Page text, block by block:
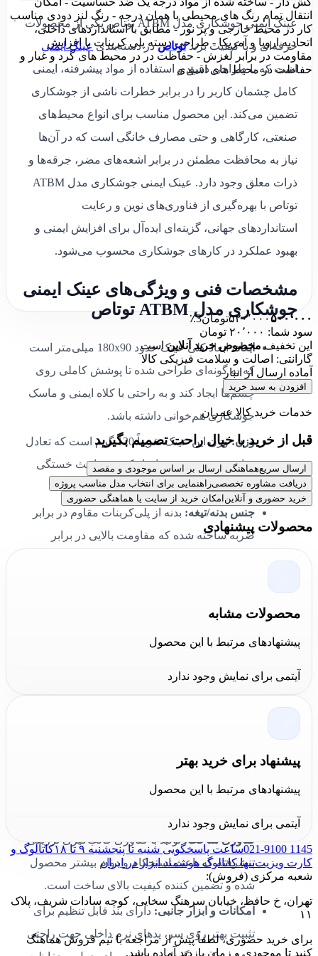
انتقال تمام رنگ های محیطی با همان درجه - رنگ لنز دودی مناسب
کار در محیط خارجی و پر نور - مطابق با استانداردهای داخلی،
اتحادیه اروپا و آمریکا - طراحی دسته پلی کربنات با افزایش
مقاومت در برابر لغزش - حفاظت در در محیط های گرد و غبار و
حفاظت در محیط های اسیدی
عینک ایمنی جوشکاری مدل ATBM توتاص یکی از محصولات
حرفه‌ای و با کیفیت برندتوتاصدر دسته‌بندی عینک ایمنی
است که با طراحی دقیق و استفاده از مواد پیشرفته، ایمنی
کامل چشمان کاربر را در برابر خطرات ناشی از جوشکاری
تضمین می‌کند. این محصول مناسب برای انواع محیط‌های
صنعتی، کارگاهی و حتی مصارف خانگی است که در آن‌ها
نیاز به محافظت مطمئن در برابر اشعه‌های مضر، جرقه‌ها و
ذرات معلق وجود دارد. عینک ایمنی جوشکاری مدل ATBM
توتاص با بهره‌گیری از فناوری‌های نوین و رعایت
استانداردهای جهانی، گزینه‌ای ایده‌آل برای افزایش ایمنی و
بهبود عملکرد در کارهای جوشکاری محسوب می‌شود.
مشخصات فنی و ویژگی‌های عینک ایمنی
جوشکاری مدل ATBM توتاص
ابعاد:
ابعاد کلی عینک حدود 180x90 میلی‌متر است
که به گونه‌ای طراحی شده تا پوشش کاملی روی
چشم‌ها ایجاد کند و به راحتی با کلاه ایمنی و ماسک
جوشکاری هم‌خوانی داشته باشد.
وزن:
وزن این عینک تقریباً 120 گرم است که تعادل
مناسبی روی صورت ایجاد کرده و باعث خستگی
کمتر در استفاده‌های طولانی مدت می‌شود.
جنس بدنه/تیغه: بدنه از پلی‌کربنات مقاوم در برابر
ضربه ساخته شده که مقاومت بالایی در برابر
چشم‌ها در برابر اشعه‌های مضر ناشی از جوشکاری
و حرارت بالا هستند.
فشار به نقاط حساس صورت را کاهش داده و
امکان استفاده راحت و بدون لغزش را فراهم
فناوری ساخت: تولید با فناوری قالب‌گیری تزریقی
پیشرفته که باعث استحکام و دوام بیشتر محصول
شده و تضمین کننده کیفیت بالای ساخت است.
امکانات و ابزار جانبی: دارای بند قابل تنظیم برای
تثبیت بهتر روی سر، پدهای نرم داخلی جهت راحتی
۵۲۰٬۰۰۰۵۰۰٬۰۰۰ تومان3٪
سود شما: ۲۰٬۰۰۰ تومان
این تخفیفمخصوص خرید آنلایناست
گارانتی: اصالت و سلامت فیزیکی کالا
آماده ارسال از انبار
افزودن به سبد خرید
خدمات خرید کالا عمران
قبل از خرید با خیال راحت تصمیم بگیرید
ارسال سریعهماهنگی ارسال بر اساس موجودی و مقصد
دریافت مشاوره تخصصیراهنمایی برای انتخاب مدل مناسب پروژه
خرید حضوری و آنلاین امکان خرید از سایت یا هماهنگی حضوری
محصولات پیشنهادی
محصولات مشابه
پیشنهادهای مرتبط با این محصول
آیتمی برای نمایش وجود ندارد
پیشنهاد برای خرید بهتر
پیشنهادهای مرتبط با این محصول
آیتمی برای نمایش وجود ندارد
021-9100 1145ساعت پاسخگویی شنبه تا پنجشنبه ۹ تا ۱۸
کاتالوگ و
کارت ویزیتتنها کاتالوگ هوشمند ابزار در ایران
شعبه مرکزی (فروش):
تهران، خ حافظ، خیابان سرهنگ سخایی، کوچه سادات شریف، پلاک
۱۱
برای خرید حضوری، لطفاً پیش از مراجعه با تیم فروش هماهنگ
کنید تا موجودی و زمان بازدید آماده باشد.